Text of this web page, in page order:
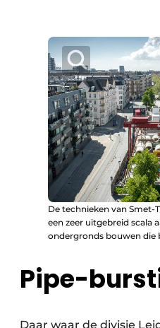
De technieken van Smet-
een zeer uitgebreid scala
ondergronds bouwen die
Pipe-
Daar waar de divisie